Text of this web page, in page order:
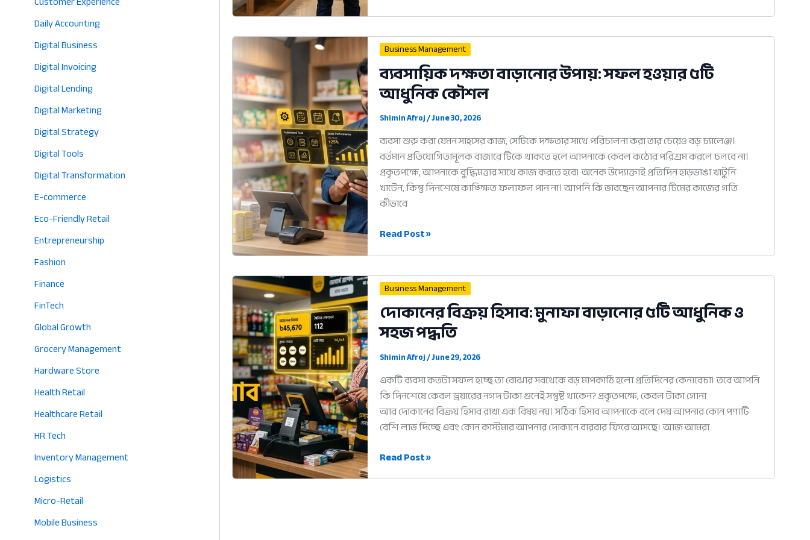
Daily Accounting
Digital Business
Digital Invoicing
Digital Lending
Digital Marketing
Digital Strategy
Digital Tools
Digital Transformation
E-commerce
Eco-Friendly Retail
Entrepreneurship
Fashion
Finance
FinTech
Global Growth
Grocery Management
Hardware Store
Health Retail
Healthcare Retail
HR Tech
Inventory Management
Logistics
Micro-Retail
Mobile Business
করার
নিয়ম:
সফল
হওয়ার
৫টি
আধুনিক
ধাপ
Business Management
ব্যবসায়িক দক্ষতা বাড়ানোর উপায়: সফল হওয়ার ৫টি
আধুনিক কৌশল
Shimin Afroj/June 30, 2026
ব্যবসা শুরু করা যেমন সাহসের কাজ, সেটিকে দক্ষতার সাথে পরিচালনা করা তার চেয়েও বড় চ্যালেঞ্জ।
বর্তমান প্রতিযোগিতামূলক বাজারে টিকে থাকতে হলে আপনাকে কেবল কঠোর পরিশ্রম করলে চলবে না।
প্রকৃতপক্ষে, আপনাকে বুদ্ধিমত্তার সাথে কাজ করতে হবে। অনেক উদ্যোক্তাই প্রতিদিন হাড়ভাঙা খাটুনি
খাটেন, কিন্তু দিনশেষে কাঙ্ক্ষিত ফলাফল পান না। আপনি কি ভাবছেন আপনার টিমের কাজের গতি
কীভাবে
ব্যবসায়িক
উপায়:
সফল
হওয়ার
৫টি
আধুনিক
কৌশল
Read Post »
Business Management
দোকানের বিক্রয় হিসাব: মুনাফা বাড়ানোর ৫টি আধুনিক ও
সহজ পদ্ধতি
Shimin Afroj/June 29, 2026
একটি ব্যবসা কতটা সফল হচ্ছে তা বোঝার সবথেকে বড় মাপকাঠি হলো প্রতিদিনের কেনাবেচা। তবে আপনি
কি দিনশেষে কেবল ড্রয়ারের নগদ টাকা গুনেই সন্তুষ্ট থাকেন? প্রকৃতপক্ষে, কেবল টাকা গোনা
আর দোকানের বিক্রয় হিসাব রাখা এক বিষয় নয়। সঠিক হিসাব আপনাকে বলে দেয় আপনার কোন পণ্যটি
বেশি লাভ দিচ্ছে এবং কোন কাস্টমার আপনার দোকানে বারবার ফিরে আসছে। আজ আমরা
দোকানের
Read Post »